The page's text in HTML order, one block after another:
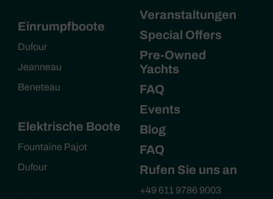
Einrumpfboote
Dufour
Jeanneau
Beneteau
Elektrische Boote
Fountaine Pajot
Dufour
Veranstaltungen
Special Offers
Pre-Owned
Yachts
FAQ
Events
Blog
FAQ
Rufen Sie uns an
+49 611 9786 9003